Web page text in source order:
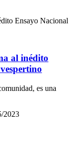
al inédito
es una
2023